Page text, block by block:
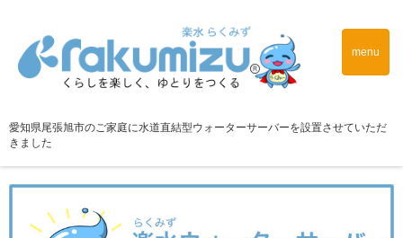
menu
愛知県尾張旭市のご家庭に水道直結型ウォーターサーバーを設置させていただ
きました